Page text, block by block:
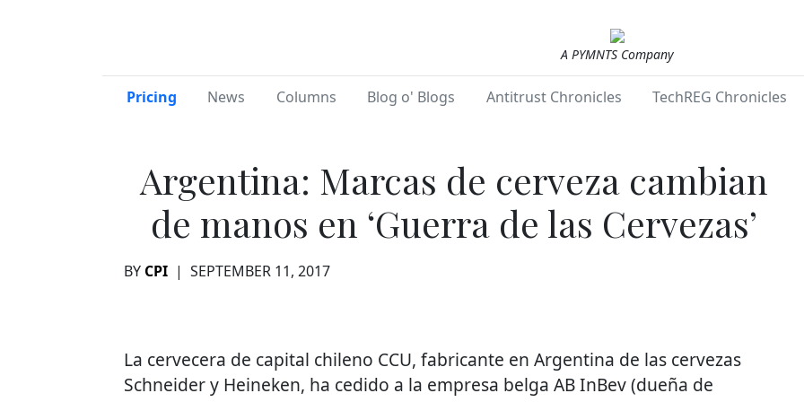
A PYMNTS Company
Pricing News Columns Blog o' Blogs Antitrust Chronicles TechREG Chronicles
Argentina: Marcas de cerveza cambian
de manos en ‘Guerra de las Cervezas’
BY CPI | SEPTEMBER 11, 2017
La cervecera de capital chileno CCU, fabricante en Argentina de las cervezas
Schneider y Heineken, ha cedido a la empresa belga AB InBev (dueña de